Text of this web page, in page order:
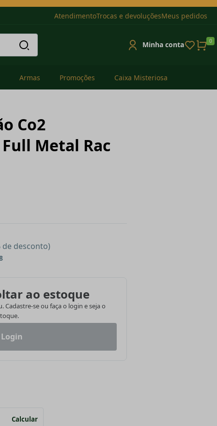
AtendimentoTrocas e devoluçõesMeus pedidos
Minha conta 0
Armas Promoções Caixa Misteriosa
Co2
Metal Rac
de desconto)
ao estoque
se ou faça o login e seja o
Calcular